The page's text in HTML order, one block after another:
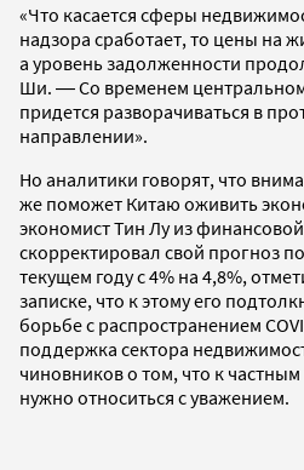
«Что касается сферы
надзора сработает, то цены на
а уровень задолженности
Ши. ― Со временем
придется разворачиваться в
направлении».
Но аналитики говорят, что
же поможет Китаю оживить
экономист Тин Лу из
скорректировал свой прогноз
текущем году с 4% на 4,8%,
записке, что к этому его
борьбе с распространением
поддержка сектора
чиновников о том, что к
нужно относиться с уважением.